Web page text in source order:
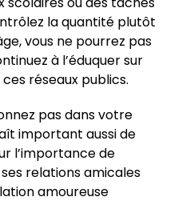
la quantité plutôt
vous ne pourrez pas
à l’éduquer sur
réseaux publics.
pas dans votre
important aussi de
l’importance de
relations amicales
amoureuse